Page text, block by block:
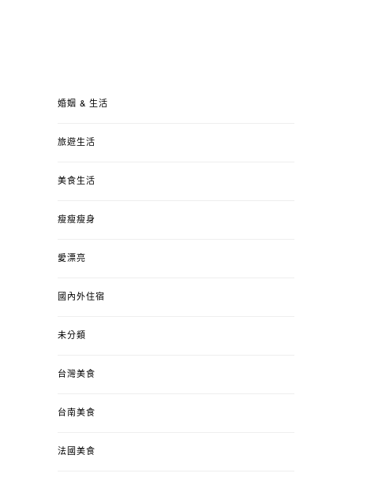
婚姻 & 生活
旅遊生活
美食生活
瘦瘦瘦身
愛漂亮
國內外住宿
未分類
台灣美食
台南美食
法國美食